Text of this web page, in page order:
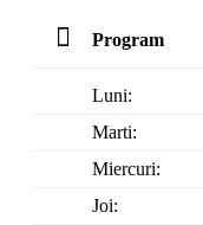
Program
Luni:
Marti:
Miercuri:
Joi: